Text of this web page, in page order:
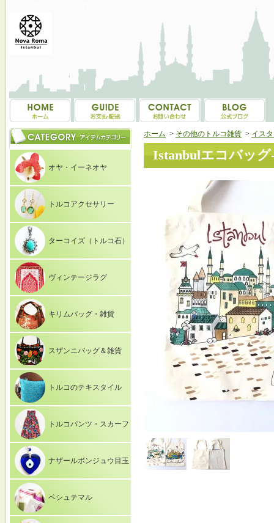
オヤ・イーネオヤ
トルコアクセサリー
ターコイズ（トルコ石）
ヴィンテージラグ
キリムバッグ・雑貨
スザンニバッグ＆雑貨
トルコのテキスタイル
トルコパンツ・スカーフ
ナザールボンジュウ目玉
ペシュテマル
ホーム > その他のトルコ雑貨 > イス
Istanbulエコバッグ